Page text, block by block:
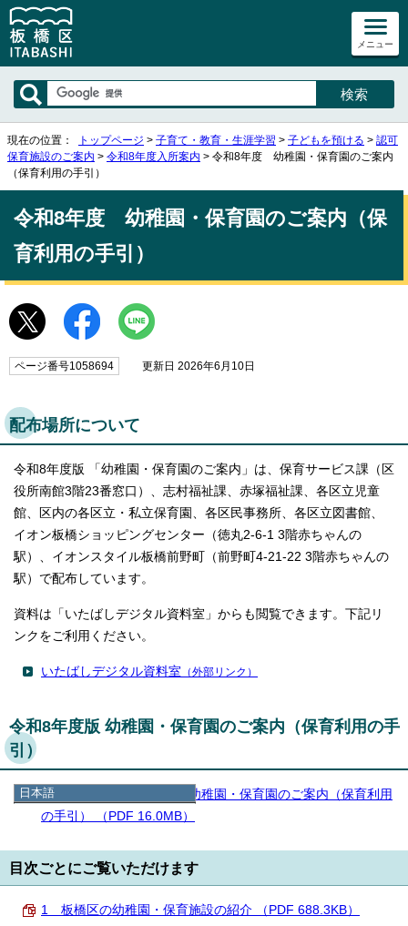
メニュー
日本語
日本語
简体中文
繁體中文
現在の位置： トップページ > 子育て・教育・生涯学習 > 子どもを預ける > 認可
保育施設のご案内 > 令和8年度入所案内 > 令和8年度 幼稚園・保育園のご案内
（保育利用の手引）
令和8年度 幼稚園・保育園のご案内（保
育利用の手引）
ページ番号1058694 更新日 2026年6月10日
配布場所について
令和8年度版 「幼稚園・保育園のご案内」は、保育サービス課（区
役所南館3階23番窓口）、志村福祉課、赤塚福祉課、各区立児童
館、区内の各区立・私立保育園、各区民事務所、各区立図書館、
イオン板橋ショッピングセンター（徳丸2-6-1 3階赤ちゃんの
駅）、イオンスタイル板橋前野町（前野町4-21-22 3階赤ちゃんの
駅）で配布しています。
資料は「いたばしデジタル資料室」からも閲覧できます。下記リ
ンクをご利用ください。
いたばしデジタル資料室 （外部リンク）
令和8年度版 幼稚園・保育園のご案内（保育利用の手
引）
【全ページ】令和8年度 幼稚園・保育園のご案内（保育利用
の手引） （PDF 16.0MB）
目次ごとにご覧いただけます
1 板橋区の幼稚園・保育施設の紹介 （PDF 688.3KB）